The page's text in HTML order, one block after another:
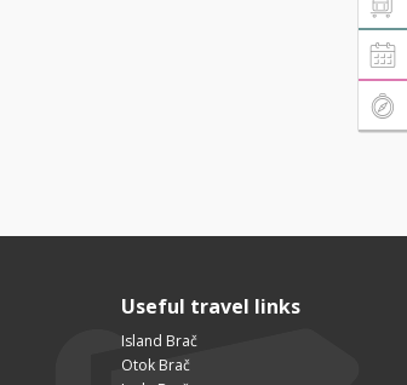
Useful travel links
Island Brač
Otok Brač